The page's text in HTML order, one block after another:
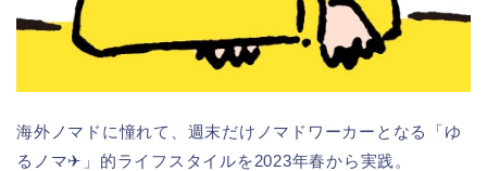
海外ノマドに憧れて、週末だけノマドワーカーとなる「ゆ
るノマ✈︎」的ライフスタイルを2023年春から実践。